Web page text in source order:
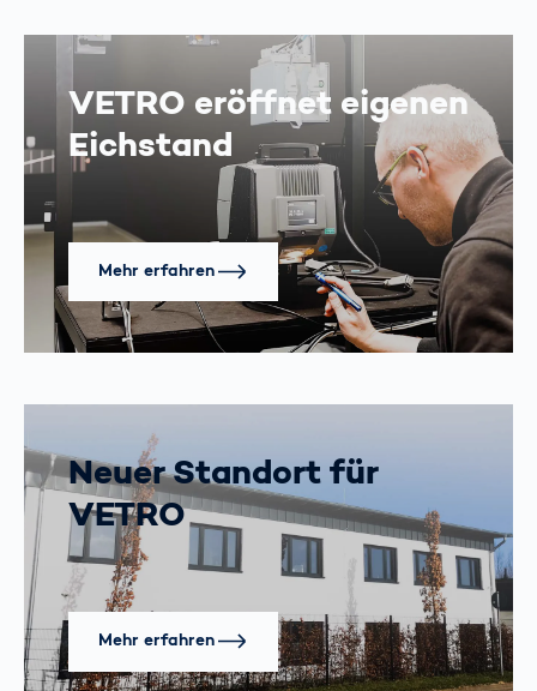
VETRO eröffnet eigenen
Eichstand
Mehr erfahren
Neuer Standort für
VETRO
Mehr erfahren